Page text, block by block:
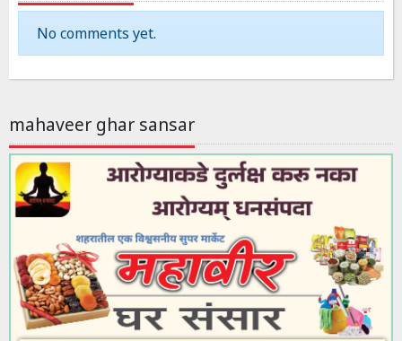
No comments yet.
mahaveer ghar sansar